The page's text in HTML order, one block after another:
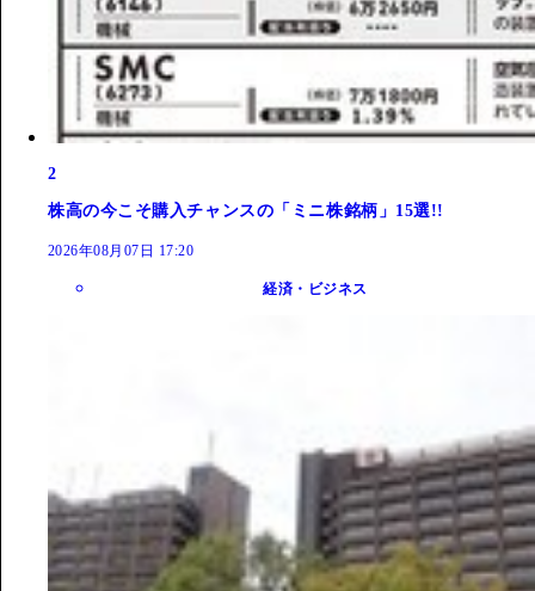
2
株高の今こそ購入チャンスの「ミニ株銘柄」15選!!
2026年08月07日 17:20
経済・ビジネス